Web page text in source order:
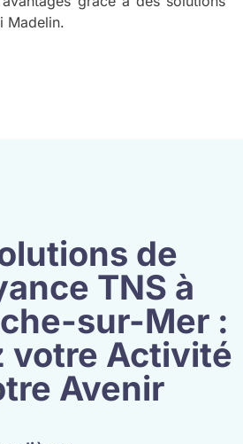
Madelin.
de
TNS à
sur-Mer :
votre Activité
Avenir